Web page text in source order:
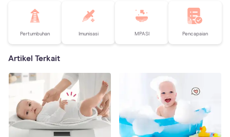
Pertumbuhan Imunisasi MPASI Pencapaian
Artikel Terkait